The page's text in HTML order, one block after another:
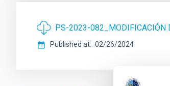
PS-2023-082_MODIFICACIÓN
Published at 02/26/2024